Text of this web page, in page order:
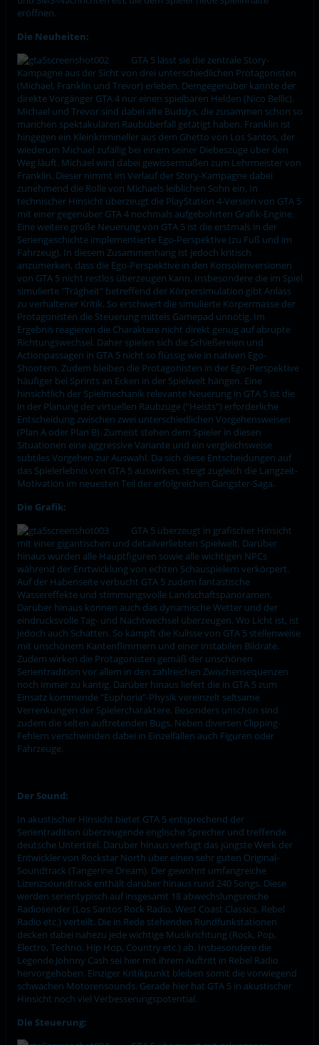
eröffnen.
Die Neuheiten:
GTA 5 lässt sie die zentrale Story-
Kampagne aus der Sicht von drei unterschiedlichen Protagonisten
(Michael, Franklin und Trevor) erleben. Demgegenüber kannte der
direkte Vorgänger GTA 4 nur einen spielbaren Helden (Nico Bellic).
Michael und Trevor sind dabei alte Buddys, die zusammen schon so
manchen spektakulären Raubüberfall getätigt haben. Franklin ist
hingegen ein Kleinkrimineller aus dem Ghetto von Los Santos, der
wiederum Michael zufällig bei einem seiner Diebeszüge über den
Weg läuft. Michael wird dabei gewissermaßen zum Lehrmeister von
Franklin. Dieser nimmt im Verlauf der Story-Kampagne dabei
zunehmend die Rolle von Michaels leiblichen Sohn ein. In
technischer Hinsicht überzeugt die PlayStation 4-Version von GTA 5
mit einer gegenüber GTA 4 nochmals aufgebohrten Grafik-Engine.
Eine weitere große Neuerung von GTA 5 ist die erstmals in der
Seriengeschichte implementierte Ego-Perspektive (zu Fuß und im
Fahrzeug). In diesem Zusammenhang ist jedoch kritisch
anzumerken, dass die Ego-Perspektive in den Konsolenversionen
von GTA 5 nicht restlos überzeugen kann. Insbesondere die im Spiel
simulierte "Trägheit" betreffend der Körpersimulation gibt Anlass
zu verhaltener Kritik. So erschwert die simulierte Körpermasse der
Protagonisten die Steuerung mittels Gamepad unnötig. Im
Ergebnis reagieren die Charaktere nicht direkt genug auf abrupte
Richtungswechsel. Daher spielen sich die Schießereien und
Actionpassagen in GTA 5 nicht so flüssig wie in nativen Ego-
Shootern. Zudem bleiben die Protagonisten in der Ego-Perspektive
häufiger bei Sprints an Ecken in der Spielwelt hängen. Eine
hinsichtlich der Spielmechanik relevante Neuerung in GTA 5 ist die
in der Planung der virtuellen Raubzüge ("Heists") erforderliche
Entscheidung zwischen zwei unterschiedlichen Vorgehensweisen
(Plan A oder Plan B). Zumeist stehen dem Spieler in diesen
Situationen eine aggressive Variante und ein vergleichsweise
subtiles Vorgehen zur Auswahl. Da sich diese Entscheidungen auf
das Spielerlebnis von GTA 5 auswirken, steigt zugleich die Langzeit-
Motivation im neuesten Teil der erfolgreichen Gangster-Saga.
Die Grafik:
GTA 5 überzeugt in grafischer Hinsicht
mit einer gigantischen und detailverliebten Spielwelt. Darüber
hinaus wurden alle Hauptfiguren sowie alle wichtigen NPCs
während der Enrtwicklung von echten Schauspielern verkörpert.
Auf der Habenseite verbucht GTA 5 zudem fantastische
Wassereffekte und stimmungsvolle Landschaftspanoramen.
Darüber hinaus können auch das dynamische Wetter und der
eindrucksvolle Tag- und Nachtwechsel überzeugen. Wo Licht ist, ist
jedoch auch Schatten. So kämpft die Kulisse von GTA 5 stellenweise
mit unschönem Kantenflimmern und einer instabilen Bildrate.
Zudem wirken die Protagonisten gemäß der unschönen
Serientradition vor allem in den zahlreichen Zwischensequenzen
noch immer zu kantig. Darüber hinaus liefert die in GTA 5 zum
Einsatz kommende "Euphoria"-Physik vereinzelt seltsame
Verrenkungen der Spielercharaktere. Besonders unschön sind
zudem die selten auftretenden Bugs. Neben diversen Clipping-
Fehlern verschwinden dabei in Einzelfällen auch Figuren oder
Fahrzeuge.
Der Sound:
In akustischer Hinsicht bietet GTA 5 entsprechend der
Serientradition überzeugende englische Sprecher und treffende
deutsche Untertitel. Darüber hinaus verfügt das jüngste Werk der
Entwickler von Rockstar North über einen sehr guten Original-
Soundtrack (Tangerine Dream). Der gewohnt umfangreiche
Lizenzsoundtrack enthält darüber hinaus rund 240 Songs. Diese
werden serientypisch auf insgesamt 18 abwechslungsreiche
Radiosender (Los Santos Rock Radio, West Coast Classics, Rebel
Radio etc.) verteilt. Die in Rede stehenden Rundfunkstationen
decken dabei nahezu jede wichtige Musikrichtung (Rock, Pop,
Electro, Techno, Hip Hop, Country etc.) ab. Insbesondere die
Legende Johnny Cash sei hier mit ihrem Auftritt in Rebel Radio
hervorgehoben. Einziger Kritikpunkt bleiben somit die vorwiegend
schwachen Motorensounds. Gerade hier hat GTA 5 in akustischer
Hinsicht noch viel Verbesserungspotential.
Die Steuerung: